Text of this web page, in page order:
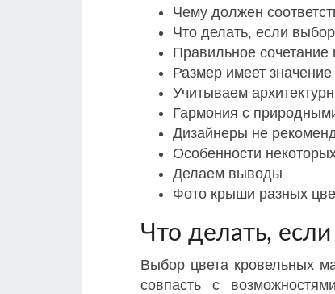
Чему должен
Что делать, если
Правильное сочетание
Размер имеет значение
Учитываем
Гармония с
Дизайнеры не
Особенности
Делаем выводы
Фото крыши разных
Что делать,
Выбор цвета кровельных
совпасть с